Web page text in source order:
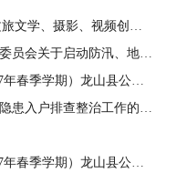
“大灵养心·大安养生”文旅文学、摄影、视频创作征集活动公告
龙山县应急和安全生产委员会关于启动防汛、地质灾害、自然灾害救助三级应急响应的通知
（2026年秋季学期-2027年春季学期）龙山县公办学校学生食堂食材采购供应商遴选结果公告
关于开展用电用气安全隐患入户排查整治工作的通告
（2026年秋季学期-2027年春季学期）龙山县公办学校学生食堂食材采购供应商遴选项目遴选公告